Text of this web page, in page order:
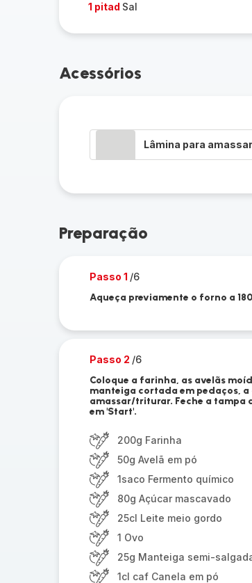
1 pitad Sal
Acessórios
Lâmina para
Preparação
Passo 1 /6
Aqueça previamente o forno a
Passo 2 /6
Coloque a farinha, as avelãs
manteiga cortada em pedaços,
amassar/triturar. Feche a tampa
em 'Start'.
200g Farinha
50g Avelã em pó
1saco Fermento químico
80g Açúcar mascavado
25cl Leite meio gordo
1 Ovo
25g Manteiga semi-
1cl caf Canela em pó